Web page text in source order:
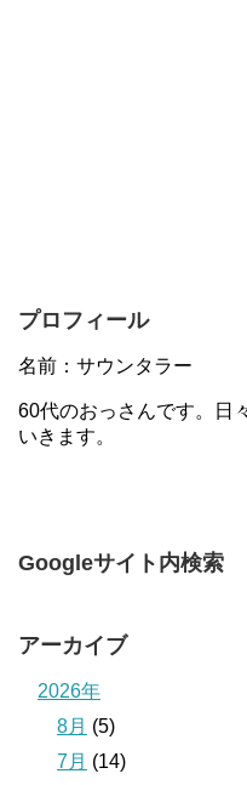
プロフィール
名前：サウンタラー
60代のおっさんです。日
いきます。
Googleサイト内検索
アーカイブ
2026年
8月 (5)
7月 (14)